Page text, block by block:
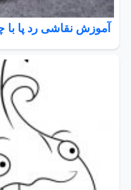
آموزش نقاشی رد پا